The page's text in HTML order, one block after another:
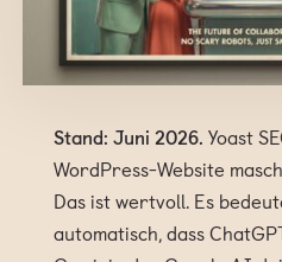
Stand: Juni 2026. Yoast
WordPress-Website
Das ist wertvoll. Es
automatisch, dass